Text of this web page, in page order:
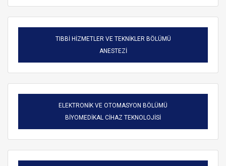
TIBBİ HİZMETLER VE TEKNİKLER BÖLÜMÜ
ANESTEZİ
ELEKTRONİK VE OTOMASYON BÖLÜMÜ
BİYOMEDİKAL CİHAZ TEKNOLOJİSİ